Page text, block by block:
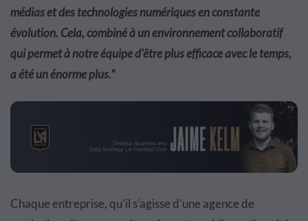
médias et des technologies numériques en constante
évolution. Cela, combiné à un environnement collaboratif
qui permet à notre équipe d'être plus efficace avec le temps,
a été un énorme plus.”
Chaque entreprise, qu'il s'agisse d'une agence de